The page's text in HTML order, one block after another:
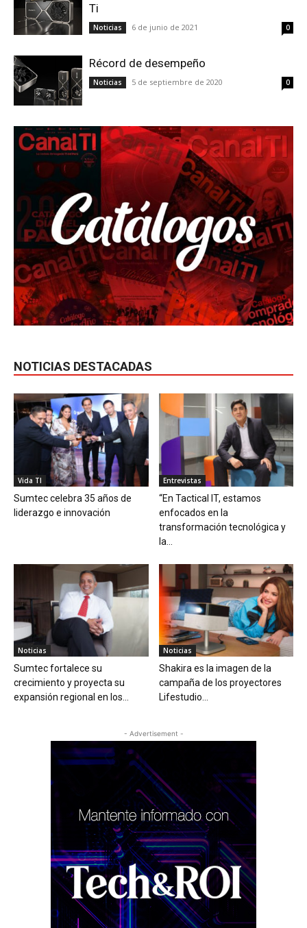
Ti
Noticias 6 de junio de 2021 0
Récord de desempeño
Noticias 5 de septiembre de 2020 0
NOTICIAS DESTACADAS
Vida TI
Sumtec celebra 35 años de
liderazgo e innovación
Entrevistas
“En Tactical IT, estamos
enfocados en la
transformación tecnológica y
la...
Noticias
Sumtec fortalece su
crecimiento y proyecta su
expansión regional en los...
Noticias
Shakira es la imagen de la
campaña de los proyectores
Lifestudio...
- Advertisement -